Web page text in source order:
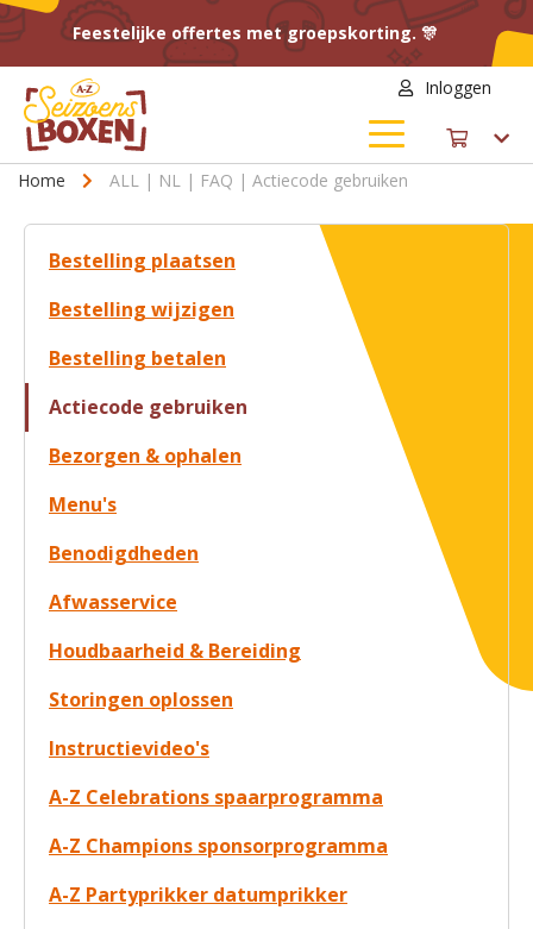
Feestelijke offertes met groepskorting. 🎊
Inloggen
Home ALL | NL | FAQ | Actiecode gebruiken
Bestelling plaatsen
Bestelling wijzigen
Bestelling betalen
Actiecode gebruiken
Bezorgen & ophalen
Menu's
Benodigdheden
Afwasservice
Houdbaarheid & Bereiding
Storingen oplossen
Instructievideo's
A-Z Celebrations spaarprogramma
A-Z Champions sponsorprogramma
A-Z Partyprikker datumprikker